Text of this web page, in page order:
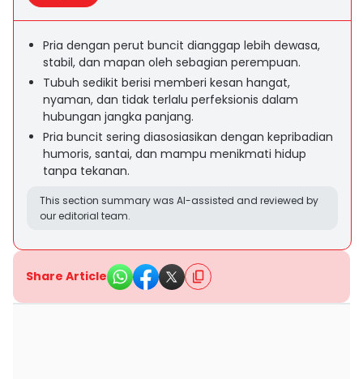
Pria dengan perut buncit dianggap lebih dewasa,
stabil, dan mapan oleh sebagian perempuan.
Tubuh sedikit berisi memberi kesan hangat,
nyaman, dan tidak terlalu perfeksionis dalam
hubungan jangka panjang.
Pria buncit sering diasosiasikan dengan kepribadian
humoris, santai, dan mampu menikmati hidup
tanpa tekanan.
This section summary was AI-assisted and reviewed by
our editorial team.
Share Article